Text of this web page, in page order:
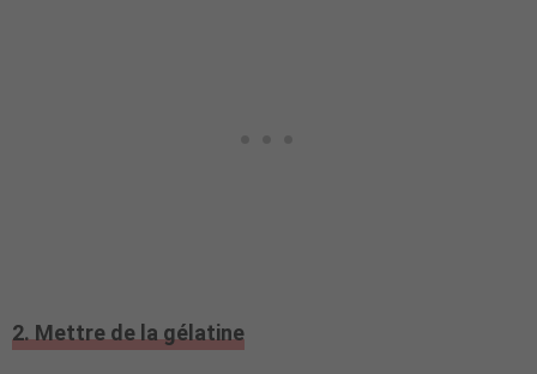
2. Mettre de la gélatine